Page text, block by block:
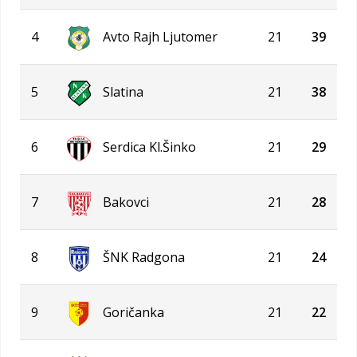
4 Avto Rajh Ljutomer 21 39
5 Slatina 21 38
6 Serdica Kl.Šinko 21 29
7 Bakovci 21 28
8 ŠNK Radgona 21 24
9 Goričanka 21 22